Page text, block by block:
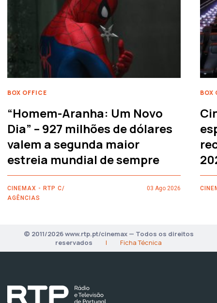
BOX OFFICE
“Homem-Aranha: Um Novo
Dia” – 927 milhões de dólares
valem a segunda maior
estreia mundial de sempre
CINEMAX - RTP C/
AGÊNCIAS
03 Ago 2026
BOX
© 2011/2026 www.rtp.pt/cinemax — Todos os direitos
reservados
| Ficha Técnica